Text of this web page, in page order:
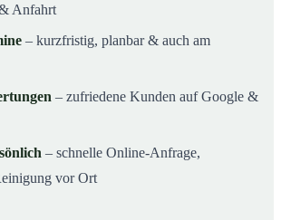
Anfahrt
– kurzfristig, planbar & auch am
– zufriedene Kunden auf Google &
– schnelle Online-Anfrage,
vor Ort